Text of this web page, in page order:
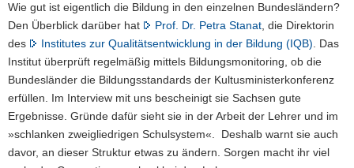
N
a
v
i
g
a
t
i
o
Wie gut ist eigentlich die Bildung in den einzelnen Bundesländern?
Den Überblick darüber hat
Prof. Dr. Petra Stanat , die Direktorin
des
Institutes zur Qualitätsentwicklung in der Bildung (IQB) . Das
Institut überprüft regelmäßig mittels Bildungsmonitoring, ob die
Bundesländer die Bildungsstandards der Kultusministerkonferenz
erfüllen. Im Interview mit uns bescheinigt sie Sachsen gute
Ergebnisse. Gründe dafür sieht sie in der Arbeit der Lehrer und im
»schlanken zweigliedrigen Schulsystem«. Deshalb warnt sie auch
davor, an dieser Struktur etwas zu ändern. Sorgen macht ihr viel